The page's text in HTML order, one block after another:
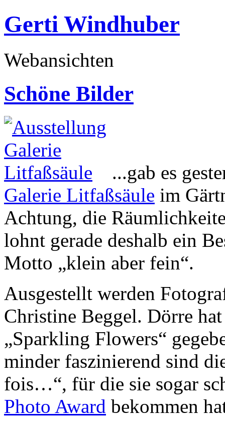
Gerti Windhuber
Webansichten
Schöne Bilder
...gab es
Galerie Litfaßsäule im
Achtung, die
lohnt gerade deshalb ein
Motto „klein aber fein“.
Ausgestellt werden
Christine Beggel. Dörre
„Sparkling Flowers“
minder faszinierend sind
fois…“, für die sie sogar
Photo Award bekommen